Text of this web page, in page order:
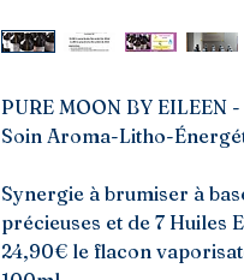
PURE MOON BY EILEEN
Soin Aroma-Litho-
Synergie à brumiser à
précieuses et de 7 Huiles
24,90€ le flacon